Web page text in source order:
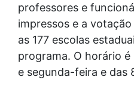
professores e
impressos e a
as 177 escolas
programa. O horário
e segunda-feira e das